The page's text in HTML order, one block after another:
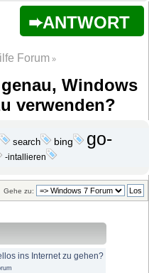
ANTWORT
Forum »
Windows
verwenden?
search bing go-
-intallieren
Gehe zu:
ins Internet zu gehen?